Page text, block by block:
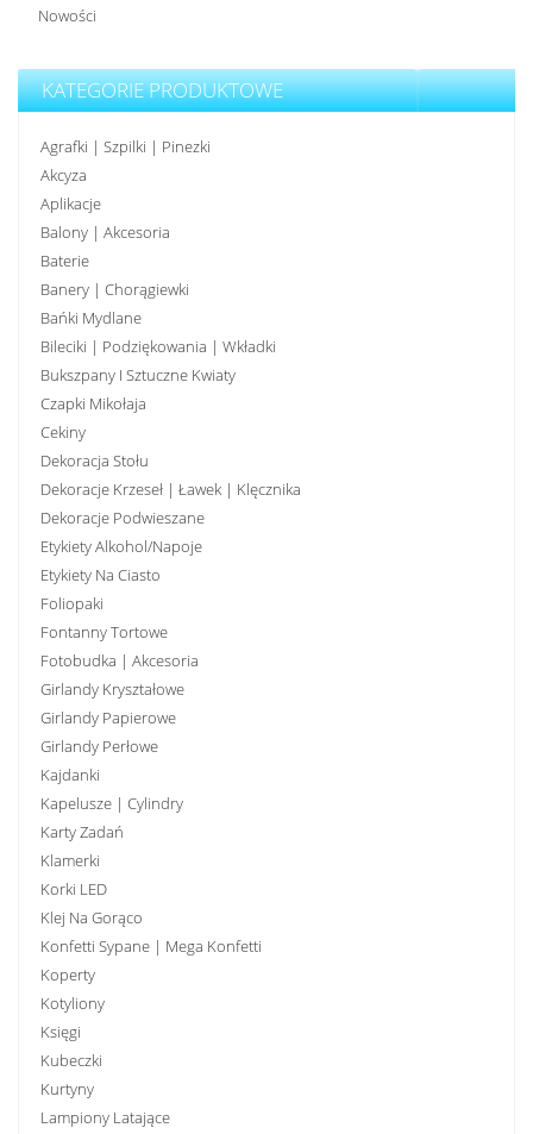
Nowości
KATEGORIE PRODUKTOWE
Agrafki | Szpilki | Pinezki
Akcyza
Aplikacje
Balony | Akcesoria
Baterie
Banery | Chorągiewki
Bańki Mydlane
Bileciki | Podziękowania | Wkładki
Bukszpany I Sztuczne Kwiaty
Czapki Mikołaja
Cekiny
Dekoracja Stołu
Dekoracje Krzeseł | Ławek | Klęcznika
Dekoracje Podwieszane
Etykiety Alkohol/Napoje
Etykiety Na Ciasto
Foliopaki
Fontanny Tortowe
Fotobudka | Akcesoria
Girlandy Kryształowe
Girlandy Papierowe
Girlandy Perłowe
Kajdanki
Kapelusze | Cylindry
Karty Zadań
Klamerki
Korki LED
Klej Na Gorąco
Konfetti Sypane | Mega Konfetti
Koperty
Kotyliony
Księgi
Kubeczki
Kurtyny
Lampiony Latające